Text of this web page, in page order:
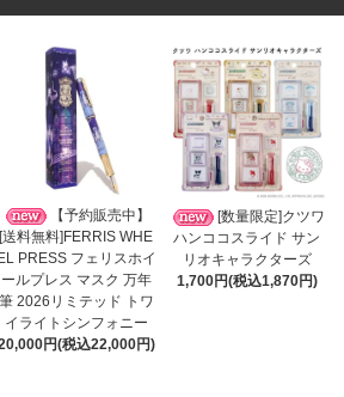
【予約販売中】
[送料無料]FERRIS WHE
EL PRESS フェリスホイ
ールプレス マスク 万年
筆 2026リミテッド トワ
イライトシンフォニー
円(税込22,000円)
[数量限定]クツワ
ハンココスライド サン
リオキャラクターズ
1,700円(税込1,870円)